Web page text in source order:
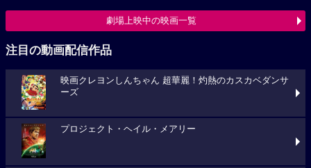
劇場上映中の映画一覧
注目の動画配信作品
映画クレヨンしんちゃん 超華麗！灼熱のカスカベダンサ
ーズ
プロジェクト・ヘイル・メアリー